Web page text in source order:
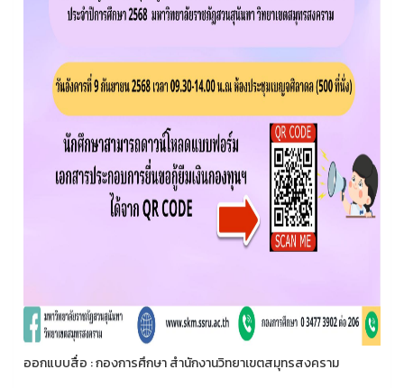
ออกแบบสื่อ : กองการศึกษา สำนักงานวิทยาเขตสมุทรสงคราม